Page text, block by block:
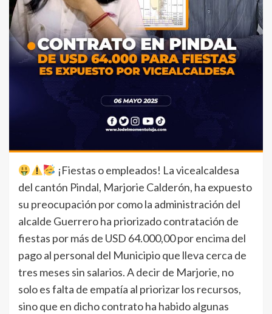
¡Fiestas o empleados! La vicealcaldesa
del cantón Pindal, Marjorie Calderón, ha expuesto
su preocupación por como la administración del
alcalde Guerrero ha priorizado contratación de
fiestas por más de USD 64.000,00 por encima del
pago al personal del Municipio que lleva cerca de
tres meses sin salarios. A decir de Marjorie, no
solo es falta de empatía al priorizar los recursos,
sino que en dicho contrato ha habido algunas